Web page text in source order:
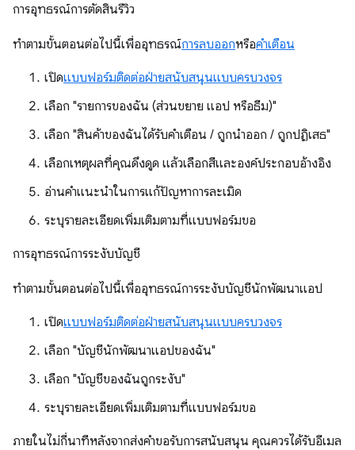
การอุทธรณ์การตัดสินรีวิว
ทําตามขั้นตอนต่อไปนี้เพื่ออุทธรณ์การลบออกหรือคําเตือน
เปิดแบบฟอร์มติดต่อฝ่ายสนับสนุนแบบครบวงจร
เลือก "รายการของฉัน (ส่วนขยาย แอป หรือธีม)"
เลือก "สินค้าของฉันได้รับคำเตือน / ถูกนำออก / ถูกปฏิเสธ"
เลือกเหตุผลที่คุณดึงดูด แล้วเลือกสีและองค์ประกอบอ้างอิง
อ่านคำแนะนำในการแก้ปัญหาการละเมิด
ระบุรายละเอียดเพิ่มเติมตามที่แบบฟอร์มขอ
การอุทธรณ์การระงับบัญชี
ทำตามขั้นตอนต่อไปนี้เพื่ออุทธรณ์การระงับบัญชีนักพัฒนาแอป
เปิดแบบฟอร์มติดต่อฝ่ายสนับสนุนแบบครบวงจร
เลือก "บัญชีนักพัฒนาแอปของฉัน"
เลือก "บัญชีของฉันถูกระงับ"
ระบุรายละเอียดเพิ่มเติมตามที่แบบฟอร์มขอ
ภายในไม่กี่นาทีหลังจากส่งคำขอรับการสนับสนุน คุณควรได้รับอีเมล